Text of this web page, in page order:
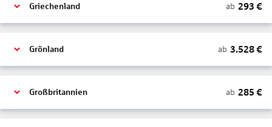
Griechenland ab 293 €
Grönland ab 3.528€
Großbritannien ab 285 €